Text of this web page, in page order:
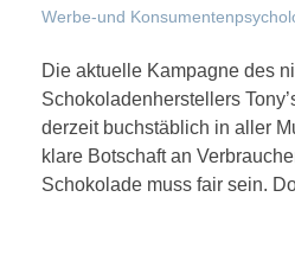
Werbe-und
Die aktuelle Kampagne des
Schokoladenherstellers
derzeit buchstäblich in aller
klare Botschaft an
Schokolade muss fair sein.